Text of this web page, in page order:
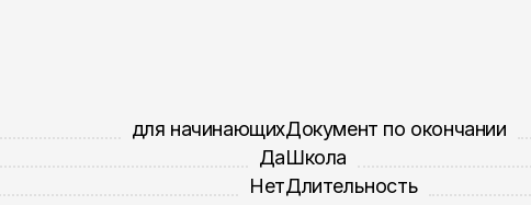
для начинающих
Да
Нет
Документ по окончании
Школа
Длительность